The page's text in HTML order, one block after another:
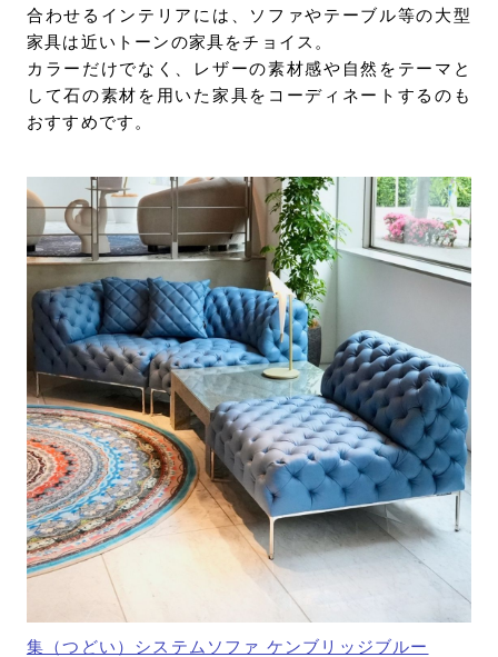
合わせるインテリアには、ソファやテーブル等の大型
家具は近いトーンの家具をチョイス。
カラーだけでなく、レザーの素材感や自然をテーマと
して石の素材を用いた家具をコーディネートするのも
おすすめです。
集（つどい）システムソファ ケンブリッジブルー